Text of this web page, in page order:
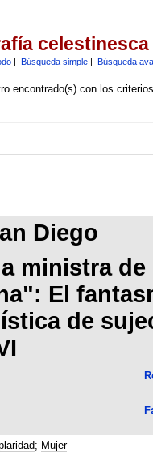
celestinesca
| Búsqueda simple| Búsqueda
encontrado(s) con los
Diego
ministra de
El
de
; Mujer